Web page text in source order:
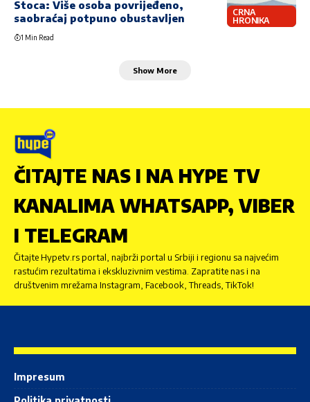
CRNA
HRONIKA
Stoca: Više osoba povrijeđeno,
saobraćaj potpuno obustavljen
1 Min Read
Show More
ČITAJTE NAS I NA HYPE TV
KANALIMA WHATSAPP, VIBER
I TELEGRAM
Čitajte Hypetv.rs portal, najbrži portal u Srbiji i regionu sa najvećim
rastućim rezultatima i ekskluzivnim vestima. Zapratite nas i na
društvenim mrežama Instagram, Facebook, Threads, TikTok!
Impresum